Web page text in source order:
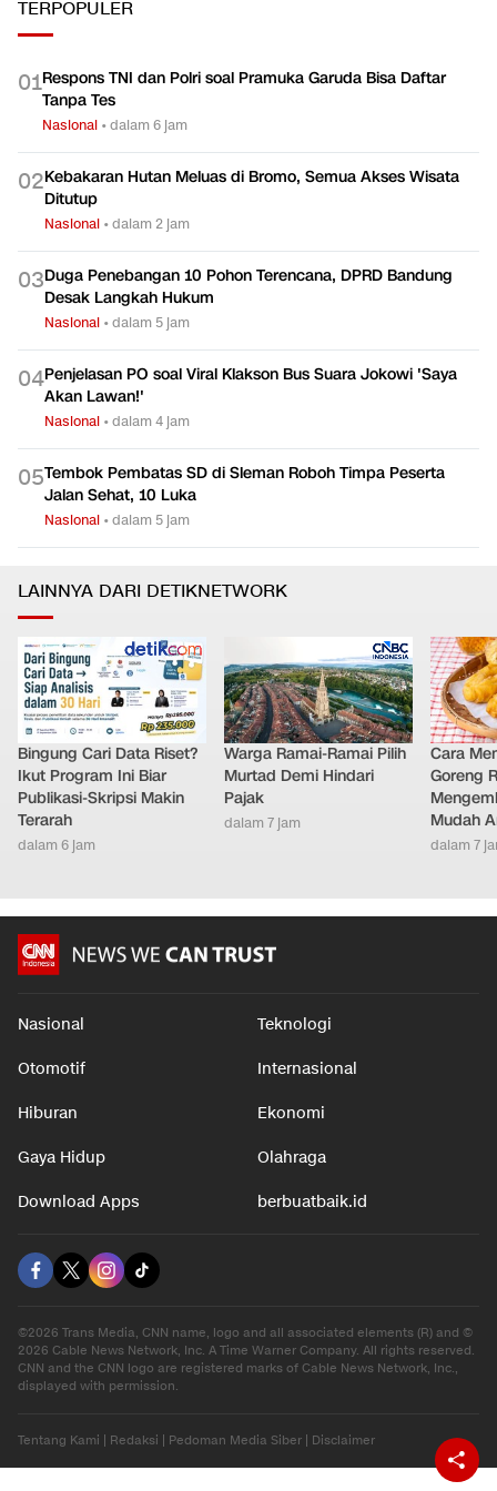
TERPOPULER
01Respons TNI dan Polri soal Pramuka Garuda Bisa Daftar
Tanpa Tes
Nasional •dalam 6 jam
02Kebakaran Hutan Meluas di Bromo, Semua Akses Wisata
Ditutup
Nasional •dalam 2 jam
03Duga Penebangan 10 Pohon Terencana, DPRD Bandung
Desak Langkah Hukum
Nasional •dalam 5 jam
04Penjelasan PO soal Viral Klakson Bus Suara Jokowi 'Saya
Akan Lawan!'
Nasional •dalam 4 jam
05Tembok Pembatas SD di Sleman Roboh Timpa Peserta
Jalan Sehat, 10 Luka
Nasional •dalam 5 jam
LAINNYA DARI DETIKNETWORK
Bingung Cari Data Riset?
Ikut Program Ini Biar
Publikasi-Skripsi Makin
Terarah
dalam 6 jam
Warga Ramai-Ramai Pilih
Murtad Demi Hindari
Pajak
dalam 7 jam
Cara
Goreng
Mudah
dalam 7
Nasional Teknologi
Otomotif Internasional
Hiburan Ekonomi
Gaya Hidup Olahraga
Download Apps berbuatbaik.id
©2026 Trans Media, CNN name, logo and all associated elements (R) and ©
2026 Cable News Network, Inc. A Time Warner Company. All rights reserved.
CNN and the CNN logo are registered marks of Cable News Network, Inc.,
displayed with permission.
Tentang Kami | Redaksi | Pedoman Media Siber | Disclaimer